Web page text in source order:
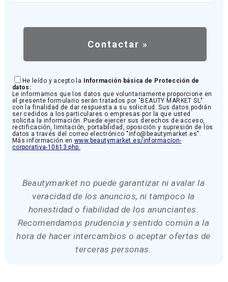
He leído y acepto la Información básica de Protección de
datos:
Le informamos que los datos que voluntariamente proporcione en
el presente formulario serán tratados por "BEAUTY MARKET SL"
con la finalidad de dar respuesta a su solicitud. Sus datos podrán
ser cedidos a los particulares o empresas por la que usted
solicita la información. Puede ejercer sus derechos de acceso,
rectificación, limitación, portabilidad, oposición y supresión de los
datos a través del correo electrónico "info@beautymarket.es".
Más información en www.beautymarket.es/informacion-
corporativa-10613.php.
Beautymarket no puede garantizar ni avalar la
veracidad de los anuncios, ni tampoco la
honestidad o fiabilidad de los anunciantes.
Recomendamos prudencia y sentido común a la
hora de hacer intercambios o aceptar ofertas de
terceras personas.